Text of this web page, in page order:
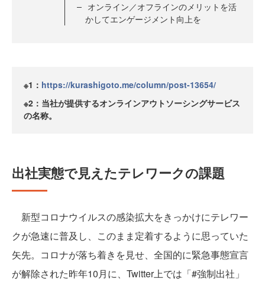
オンライン／オフラインのメリットを活
かしてエンゲージメント向上を
※1： https://kurashigoto.me/column/post-13654/
※2：当社が提供するオンラインアウトソーシングサービス
の名称。
出社実態で見えたテレワークの課題
新型コロナウイルスの感染拡大をきっかけにテレワー
クが急速に普及し、このまま定着するように思っていた
矢先。コロナが落ち着きを見せ、全国的に緊急事態宣言
が解除された昨年10月に、Twitter上では「#強制出社」